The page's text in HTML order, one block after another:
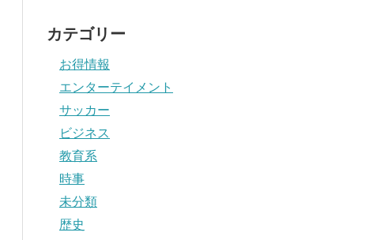
カテゴリー
お得情報
エンターテイメント
サッカー
ビジネス
教育系
時事
未分類
歴史